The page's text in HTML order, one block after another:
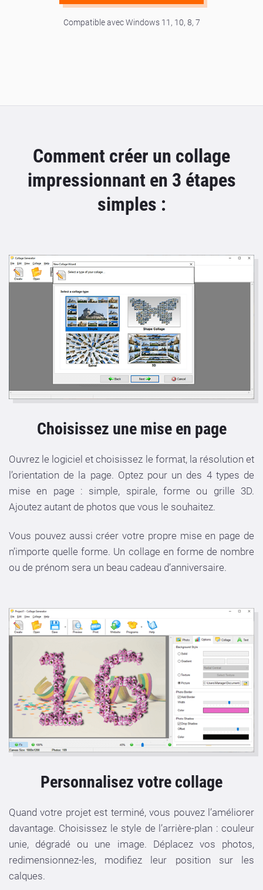
Compatible avec Windows 11, 10, 8, 7
Comment créer un collage
impressionnant en 3 étapes
simples :
Choisissez une mise en page
Ouvrez le logiciel et choisissez le format, la résolution et
l’orientation de la page. Optez pour un des 4 types de
mise en page : simple, spirale, forme ou grille 3D.
Ajoutez autant de photos que vous le souhaitez.
Vous pouvez aussi créer votre propre mise en page de
n’importe quelle forme. Un collage en forme de nombre
ou de prénom sera un beau cadeau d’anniversaire.
Personnalisez votre collage
Quand votre projet est terminé, vous pouvez l’améliorer
davantage. Choisissez le style de l’arrière-plan : couleur
unie, dégradé ou une image. Déplacez vos photos,
redimensionnez-les, modifiez leur position sur les
calques.